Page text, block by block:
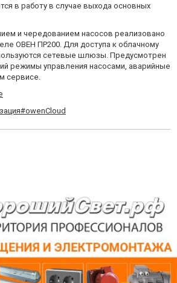
в работу в случае выхода основных
и чередованием насосов реализовано
ОВЕН ПР200. Для доступа к облачному
сетевые шлюзы. Предусмотрен
режимы управления насосами, аварийные
сервисе.
#owenCloud